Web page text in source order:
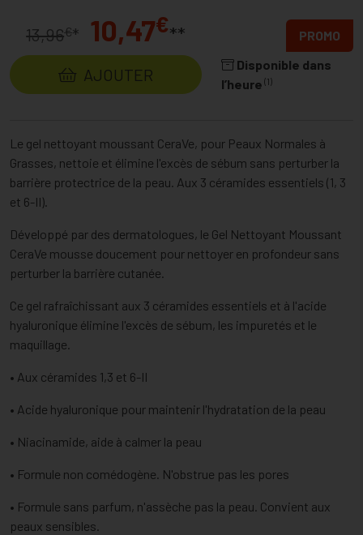
13,96€* 10,47€**
AJOUTER
PROMO
Disponible dans
l’heure (1)
Le gel nettoyant moussant CeraVe, pour Peaux Normales à
Grasses, nettoie et élimine l'excès de sébum sans perturber la
barrière protectrice de la peau. Aux 3 céramides essentiels (1, 3
et 6-II).
Développé par des dermatologues, le Gel Nettoyant Moussant
CeraVe mousse doucement pour nettoyer en profondeur sans
perturber la barrière cutanée.
Ce gel rafraîchissant aux 3 céramides essentiels et à l'acide
hyaluronique élimine l'excès de sébum, les impuretés et le
maquillage.
• Aux céramides 1,3 et 6-II
• Acide hyaluronique pour maintenir l'hydratation de la peau
• Niacinamide, aide à calmer la peau
• Formule non comédogène. N'obstrue pas les pores
• Formule sans parfum, n'assèche pas la peau. Convient aux
peaux sensibles.